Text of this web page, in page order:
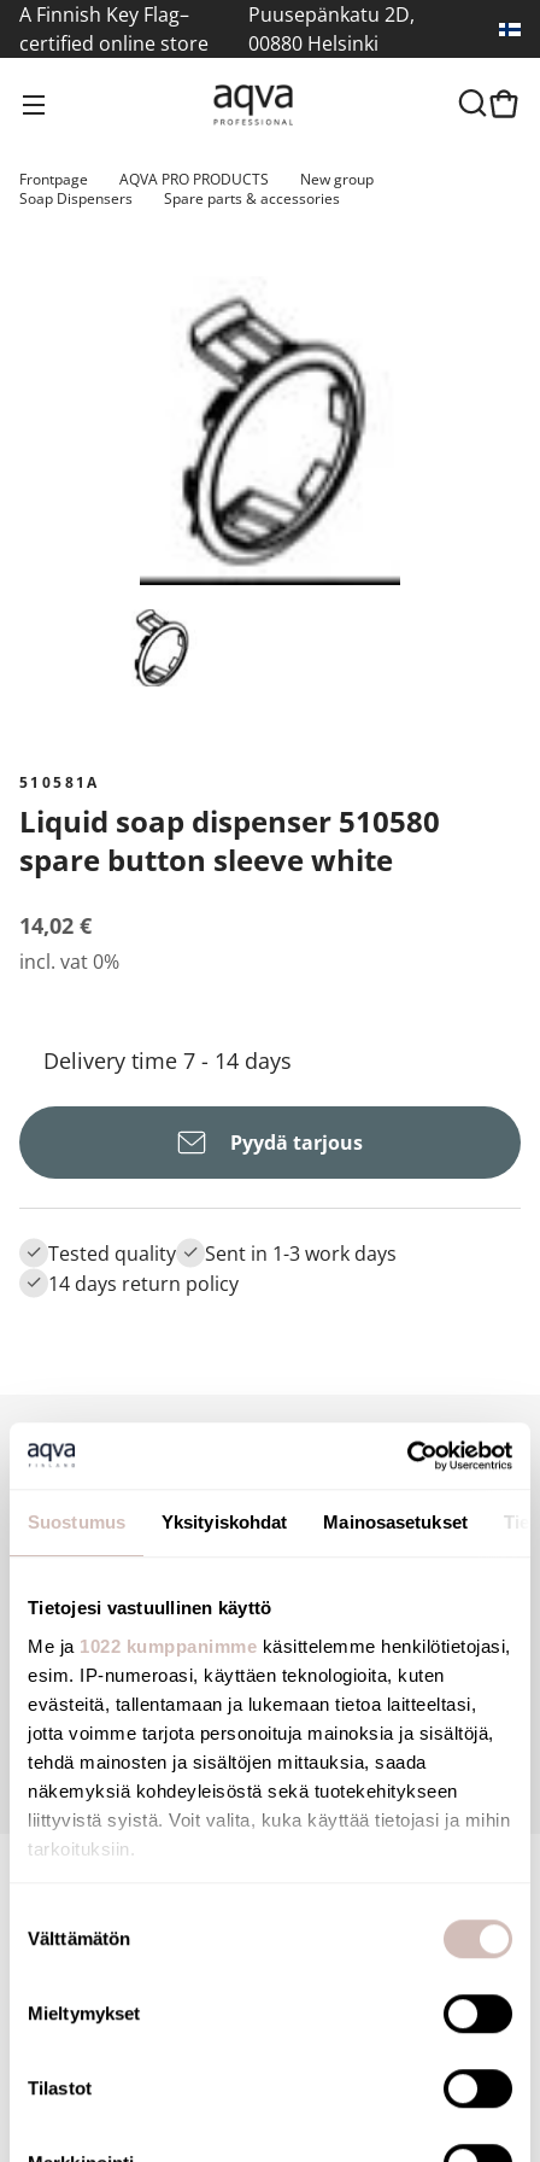
Suostumus Yksityiskohdat Mainosasetukset
Tietojesi vastuullinen käyttö
Me ja 1022 kumppanimme käsittelemme henkilötietojasi,
esim. IP-numeroasi, käyttäen teknologioita, kuten
evästeitä, tallentamaan ja lukemaan tietoa laitteeltasi,
jotta voimme tarjota personoituja mainoksia ja sisältöjä,
tehdä mainosten ja sisältöjen mittauksia, saada
näkemyksiä kohdeyleisöstä sekä tuotekehitykseen
liittyvistä syistä. Voit valita, kuka käyttää tietojasi ja mihin
tarkoituksiin.
Kerätä tietoja maantieteellisestä sijainnistasi,
Tunnistaa laitteesi skannaamalla sen ominaispiirteitä
aktiivisesti (sormenjäljen muodostaminen)
voit määrittää asetuksesi
. Voit muuttaa
valinta
Välttämätön
Mieltymykset
Tilastot
A Finnish Key Flag–
certified online store
Puusepänkatu 2D,
00880 Helsinki
Frontpage AQVA PRO PRODUCTS
New group
Soap Dispensers
Spare parts & accessories
510581A
Liquid soap dispenser 510580
spare button sleeve white
14,02 €
incl. vat 0%
Delivery time 7 - 14 days
Pyydä tarjous
Tested quality
Sent in 1-3 work days
14 days return policy
Description
Reviews
Questions
FINNISH ONLINE SHOP
Our online store has been awarded the Key Flag